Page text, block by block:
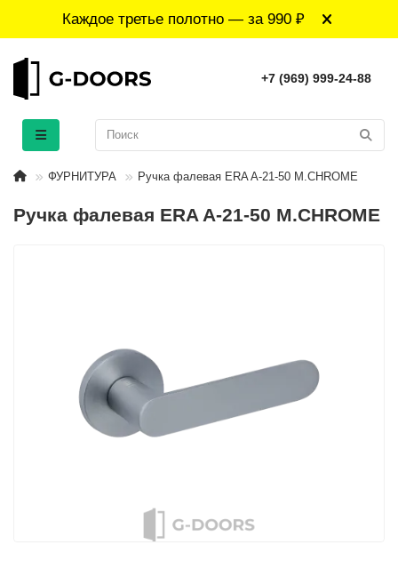
Каждое третье полотно — за 990 ₽
+7 (969) 999-24-88
ФУРНИТУРА Ручка фалевая ERA A-21-50 M.CHROME
Ручка фалевая ERA A-21-50 M.CHROME